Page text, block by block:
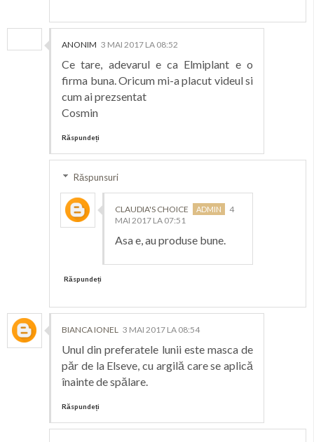
ANONIM 3 MAI 2017 LA 08:52
Ce tare, adevarul e ca Elmiplant e o
firma buna. Oricum mi-a placut videul si
cum ai prezsentat
Cosmin
Răspundeți
Răspunsuri
CLAUDIA'S CHOICE
4
MAI 2017 LA 07:51
Asa e, au produse bune.
Răspundeți
BIANCA IONEL 3 MAI 2017 LA 08:54
Unul din preferatele lunii este masca de
păr de la Elseve, cu argilă care se aplică
înainte de spălare.
Răspundeți